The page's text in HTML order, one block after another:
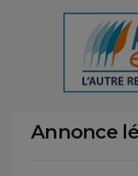
Annonce